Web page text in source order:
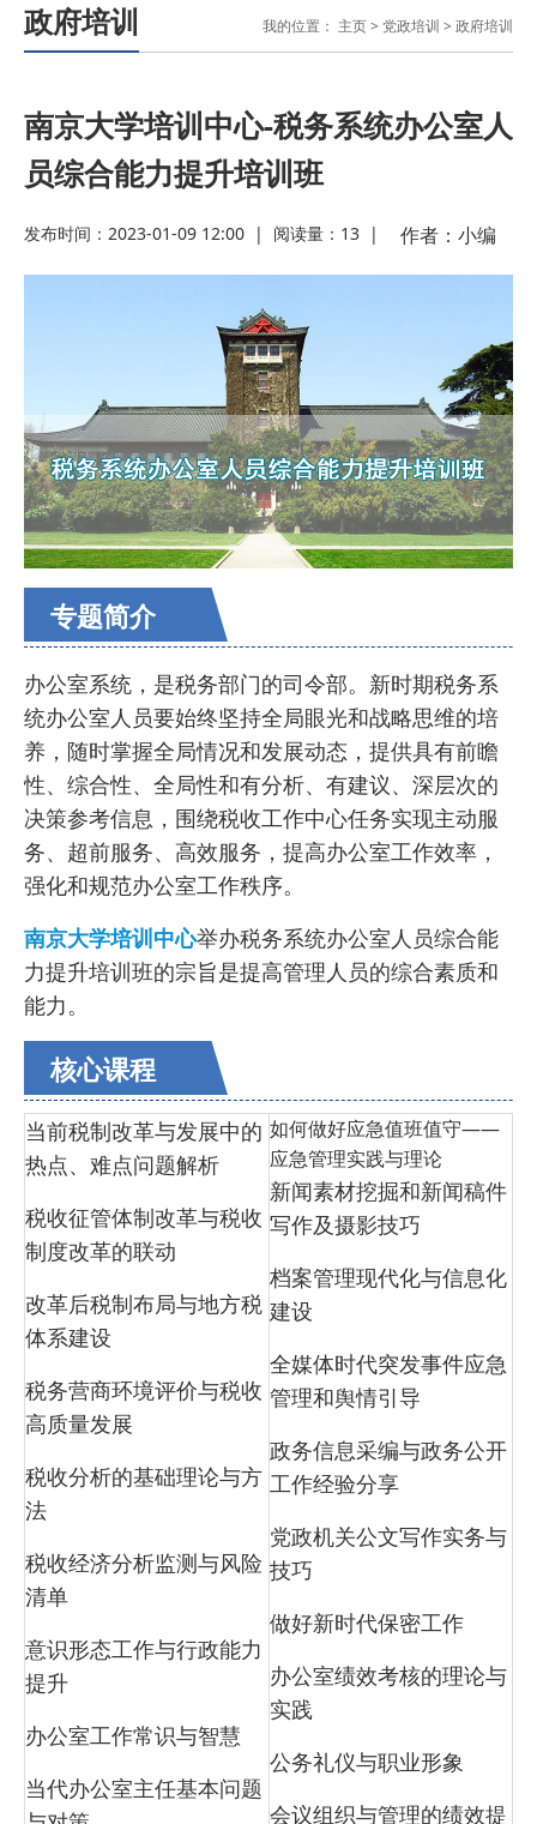
政府培训 我的位置： 主页> 党政培训 > 政府培训
南京大学培训中心-税务系统办公室人
员综合能力提升培训班
发布时间：2023-01-09 12:00 | 阅读量： 13 | 作者： 小编
专题简介
办公室系统，是税务部门的司令部。新时期税务系
统办公室人员要始终坚持全局眼光和战略思维的培
养，随时掌握全局情况和发展动态，提供具有前瞻
性、综合性、全局性和有分析、有建议、深层次的
决策参考信息，围绕税收工作中心任务实现主动服
务、超前服务、高效服务，提高办公室工作效率，
强化和规范办公室工作秩序。
南京大学培训中心举办税务系统办公室人员综合能
力提升培训班的宗旨是提高管理人员的综合素质和
能力。
核心课程
当前税制改革与发展中的
热点、难点问题解析
税收征管体制改革与税收
制度改革的联动
改革后税制布局与地方税
体系建设
税务营商环境评价与税收
高质量发展
税收分析的基础理论与方
法
税收经济分析监测与风险
清单
意识形态工作与行政能力
提升
办公室工作常识与智慧
当代办公室主任基本问题
如何做好应急值班值守——
应急管理实践与理论
新闻素材挖掘和新闻稿件
写作及摄影技巧
档案管理现代化与信息化
建设
全媒体时代突发事件应急
管理和舆情引导
政务信息采编与政务公开
工作经验分享
党政机关公文写作实务与
技巧
做好新时代保密工作
办公室绩效考核的理论与
实践
公务礼仪与职业形象
会议组织与管理的绩效提